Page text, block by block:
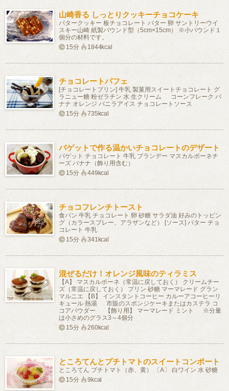
山崎香る しっとりクッキーチョコケーキ
バタークッキー 板チョコレート バター 卵 サントリーウイ
スキー山崎 紙製パウンド型（5cm×15cm） ※小パウンド１
個分の材料です。
15分
1844kcal
チョコレートパフェ
[チョコレートプリン] 牛乳 製菓用スイートチョコレート グ
ラニュー糖 粉ゼラチン 水 生クリーム コーンフレーク バ
ナナ オレンジ バニラアイス チョコレートソース
15分
735kcal
バゲットで作る温かいチョコレートのデザート
バゲット チョコレート 牛乳 ブランデー マスカルポーネチ
ーズ バナナ（飾り用含む）
15分
449kcal
チョコフレンチトースト
食パン 牛乳 チョコレート 卵 砂糖 サラダ油 好みのトッピン
グ（カラースプレー、アラザンなど） [ソース] バター チョ
コレート 牛乳
15分
341kcal
混ぜるだけ！オレンジ風味のティラミス
【A】 マスカルポーネ（常温に戻しておく） クリームチー
ズ（常温に戻しておく） プリン 砂糖 マーマレード グラン
マルニエ 【B】 インスタントコーヒー カルーアコーヒーリ
キュール 熱湯 市販のスポンジケーキまたはカステラ コ
コアパウダー 【飾り用】 マーマレード ミント ※分量
は小さめのグラス3～4個分
15分
260kcal
ところてんとプチトマトのスイートコンポート
ところてん プチトマト（赤、黄） 〔A〕 白ワイン 水 砂糖
15分
9kcal